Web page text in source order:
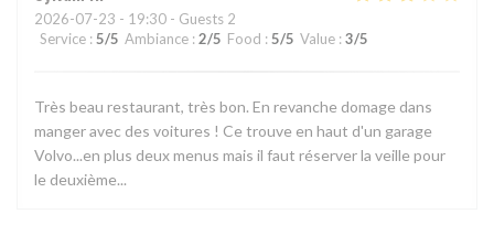
2026-07-23 - 19:30 - Guests 2
Service : 5/5 Ambiance : 2/5 Food : 5/5 Value : 3/5
Très beau restaurant, très bon. En revanche domage dans
manger avec des voitures ! Ce trouve en haut d'un garage
Volvo...en plus deux menus mais il faut réserver la veille pour
le deuxième...